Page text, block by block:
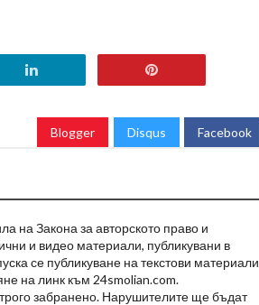
Blogger Disqus Facebook
на Закона за авторското право и
и видео материали, публикувани в
се публикуване на текстови материали
на линк към 24smolian.com.
забранено. Нарушителите ще бъдат